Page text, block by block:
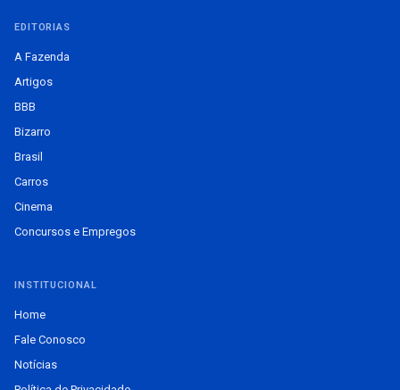
EDITORIAS
A Fazenda
Artigos
BBB
Bizarro
Brasil
Carros
Cinema
Concursos e Empregos
INSTITUCIONAL
Home
Fale Conosco
Notícias